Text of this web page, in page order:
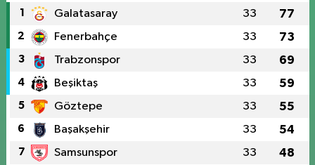
1 Galatasaray 33 77
2 Fenerbahçe 33 73
3 Trabzonspor 33 69
4 Beşiktaş 33 59
5 Göztepe 33 55
6 Başakşehir 33 54
7 Samsunspor 33 48